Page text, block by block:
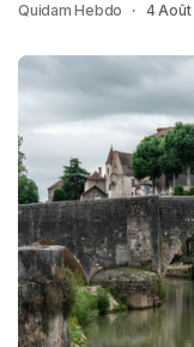
Quidam Hebdo 4